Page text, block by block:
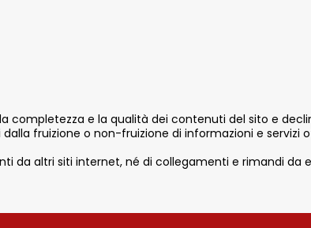
completezza e la qualità dei contenuti del sito e
fruizione o non-fruizione di informazioni e servizi
da altri siti internet, né di collegamenti e rimandi da